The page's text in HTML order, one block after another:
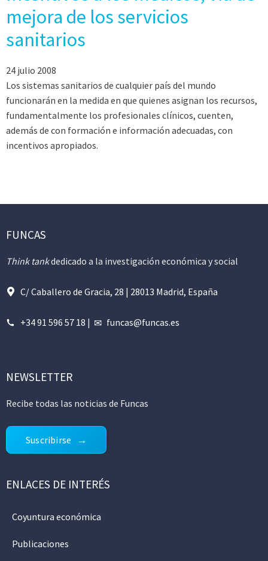
mejora de los servicios
sanitarios
24 julio 2008
Los sistemas sanitarios de cualquier país del mundo
funcionarán en la medida en que quienes asignan los recursos,
fundamentalmente los profesionales clínicos, cuenten,
además de con formación e información adecuadas, con
incentivos apropiados.
FUNCAS
Think tankdedicado a la investigación económica y social
C/ Caballero de Gracia, 28 | 28013 Madrid, España
+34 91 596 57 18 | funcas@funcas.es
NEWSLETTER
Recibe todas las noticias de Funcas
Suscribirse
ENLACES DE INTERÉS
Coyuntura económica
Publicaciones